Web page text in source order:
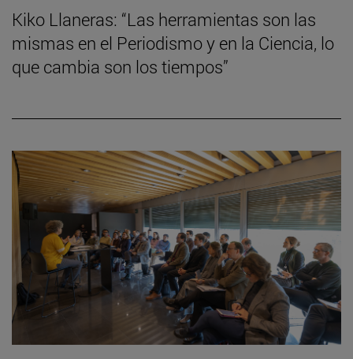
Kiko Llaneras: “Las herramientas son las
mismas en el Periodismo y en la Ciencia, lo
que cambia son los tiempos”